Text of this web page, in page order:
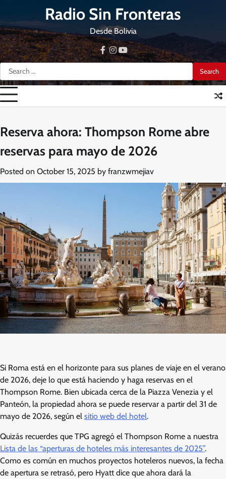
content
Radio Sin Fronteras
Desde Bolivia
Search
for:
facebook
instagram
youtube
Reserva ahora: Thompson Rome abre
reservas para mayo de 2026
Posted on October 15, 2025 by franzwmejiav
Si Roma está en el horizonte para sus planes de viaje en el verano
de 2026, deje lo que está haciendo y haga reservas en el
Thompson Rome. Bien ubicada cerca de la Piazza Venezia y el
Panteón, la propiedad ahora se puede reservar a partir del 31 de
mayo de 2026, según el sitio web del hotel.
Quizás recuerdes que TPG agregó el Thompson Rome a nuestra
Lista de las “aperturas de hoteles más interesantes de 2025”.
Como es común en muchos proyectos hoteleros nuevos, la fecha
de apertura se retrasó, pero Hyatt dice que ahora dará la